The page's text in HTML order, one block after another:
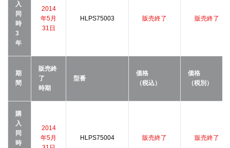
入
同
時
3
年
2014
年5月
31日
HLPS75003 販売終了 販売終了
期
間
販売終
了
時期
型番
価格
（税込）
価格
（税別）
購
入
同
時
2014
年5月
HLPS75004 販売終了 販売終了